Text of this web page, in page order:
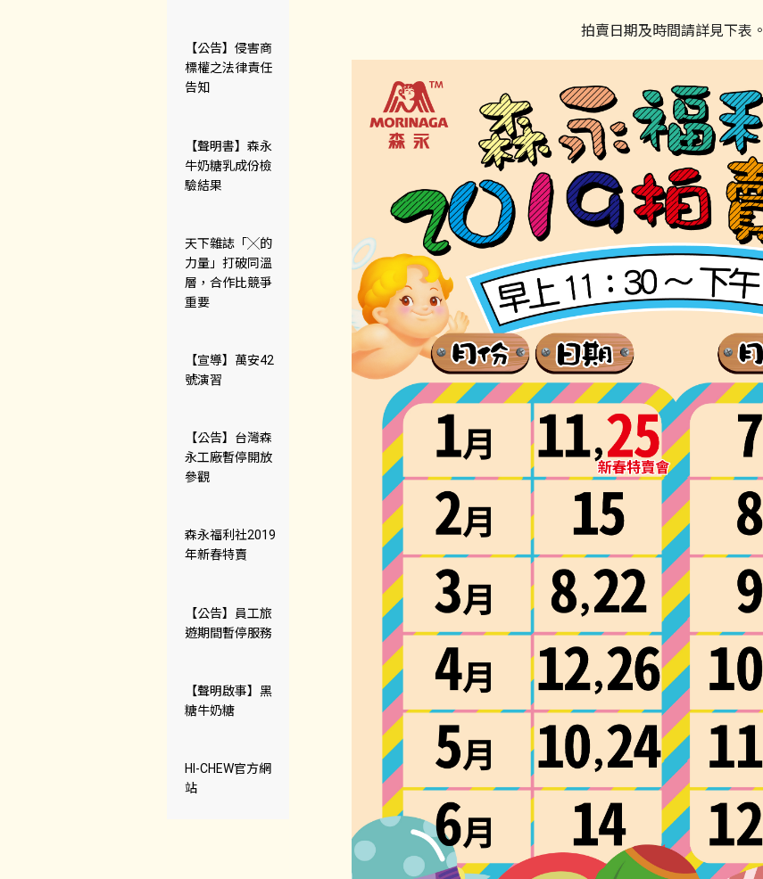
【公告】侵害商
標權之法律責任
告知
【聲明書】森永
牛奶糖乳成份檢
驗結果
天下雜誌「╳的
力量」打破同溫
層，合作比競爭
重要
【宣導】萬安42
號演習
【公告】台灣森
永工廠暫停開放
參觀
森永福利社2019
年新春特賣
【公告】員工旅
遊期間暫停服務
【聲明啟事】黑
糖牛奶糖
HI-CHEW官方網
站
拍賣日期及時間請詳見下表。